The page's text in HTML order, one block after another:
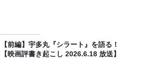
【前編】宇多丸『シラート』を語る！
【映画評書き起こし 2026.6.18 放送】